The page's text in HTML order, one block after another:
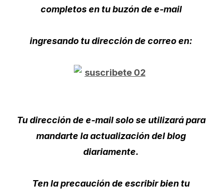
completos en tu buzón de e-mail
ingresando tu dirección de correo en:
Tu dirección de e-mail solo se utilizará para
mandarte la actualización del blog
diariamente.
Ten la precaución de escribir bien tu